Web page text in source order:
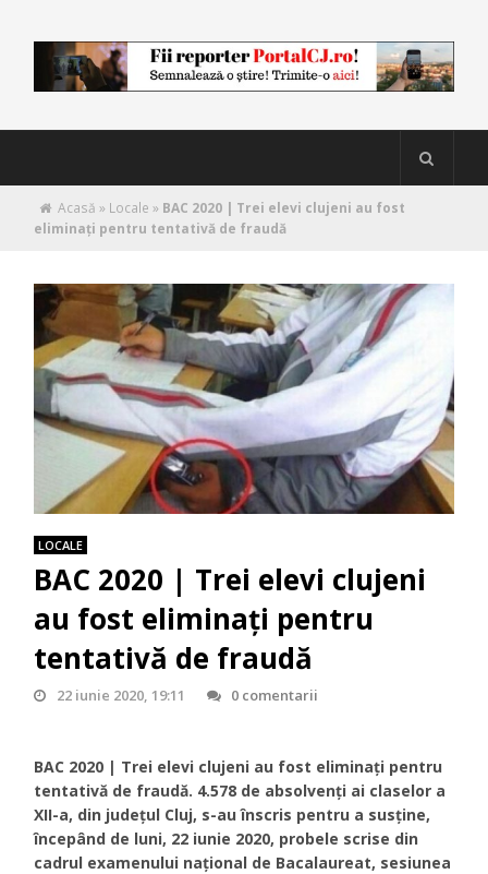
Acasă » Locale » BAC 2020 | Trei elevi clujeni au fost
eliminați pentru tentativă de fraudă
LOCALE
BAC 2020 | Trei elevi clujeni
au fost eliminați pentru
tentativă de fraudă
22 iunie 2020, 19:11 0 comentarii
BAC 2020 | Trei elevi clujeni au fost eliminați pentru
tentativă de fraudă. 4.578 de absolvenți ai claselor a
XII-a, din județul Cluj, s-au înscris pentru a susține,
începând de luni, 22 iunie 2020, probele scrise din
cadrul examenului național de Bacalaureat, sesiunea